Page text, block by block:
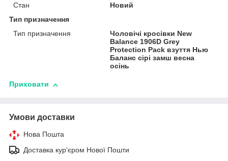
Стан
Новий
Тип призначення
Тип призначення
Чоловічі кросівки New
Balance 1906D Grey
Protection Pack взуття Нью
Баланс сірі замш весна
осінь
Приховати
Умови доставки
Нова Пошта
Доставка кур'єром Нової Пошти